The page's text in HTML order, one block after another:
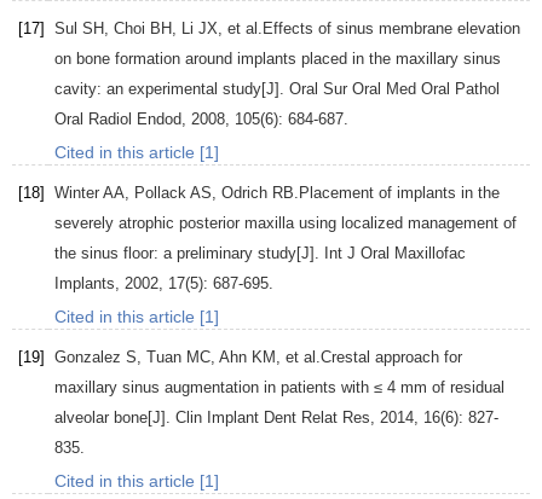
[17] Sul SH , Choi BH , Li JX, et al.Effects of sinus membrane elevation
on bone formation around implants placed in the maxillary sinus
cavity: an experimental study[J]. Oral Sur Oral Med Oral Pathol
Oral Radiol Endod, 2008, 105(6): 684-687.
Cited in this article [1]
[18] Winter AA, Pollack AS, Odrich RB.Placement of implants in the
severely atrophic posterior maxilla using localized management of
the sinus floor: a preliminary study[J]. Int J Oral Maxillofac
Implants, 2002, 17(5): 687-695.
Cited in this article [1]
[19] Gonzalez S, Tuan MC, Ahn KM , et al.Crestal approach for
maxillary sinus augmentation in patients with ≤ 4 mm of residual
alveolar bone[J]. Clin Implant Dent Relat Res, 2014, 16(6): 827-
835.
Cited in this article [1]